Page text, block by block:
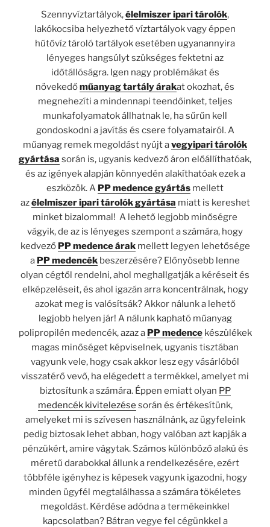
Szennyvíztartályok,élelmiszer ipari tárolók,
lakókocsiba helyezhető víztartályok vagy éppen
hűtővíz tároló tartályok esetében ugyanannyira
lényeges hangsúlyt szükséges fektetni az
időtállóságra. Igen nagy problémákat és
növekedőműanyag tartály árakat okozhat, és
megnehezíti a mindennapi teendőinket, teljes
munkafolyamatok állhatnak le, ha sűrűn kell
gondoskodni a javítás és csere folyamatairól. A
műanyag remek megoldást nyújt avegyipari tárolók
gyártása során is, ugyanis kedvező áron előállíthatóak,
és az igények alapján könnyedén alakíthatóak ezek a
eszközök. A PP medence gyártás mellett
azélelmiszer ipari tárolók gyártása miatt is kereshet
minket bizalommal! A lehető legjobb minőségre
vágyik, de az is lényeges szempont a számára, hogy
kedvező PP medence árakmellett legyen lehetősége
a PP medencék beszerzésére? Előnyösebb lenne
olyan cégtől rendelni, ahol meghallgatják a kéréseit és
elképzeléseit, és ahol igazán arra koncentrálnak, hogy
azokat meg is valósítsák? Akkor nálunk a lehető
legjobb helyen jár! A nálunk kapható műanyag
polipropilén medencék, azaz a PP medencekészülékek
magas minőséget képviselnek, ugyanis tisztában
vagyunk vele, hogy csak akkor lesz egy vásárlóból
visszatérő vevő, ha elégedett a termékkel, amelyet mi
biztosítunk a számára. Éppen emiatt olyan PP
medencék kivitelezése során és értékesítünk,
amelyeket mi is szívesen használnánk, az ügyfeleink
pedig biztosak lehet abban, hogy valóban azt kapják a
pénzükért, amire vágytak. Számos különböző alakú és
méretű darabokkal állunk a rendelkezésére, ezért
többféle igényhez is képesek vagyunk igazodni, hogy
minden ügyfél megtalálhassa a számára tökéletes
megoldást. Kérdése adódna a termékeinkkel
kapcsolatban? Bátran vegye fel cégünkkel a